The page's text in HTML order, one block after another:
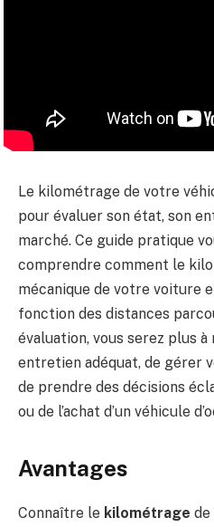
Le kilométrage de votre
pour évaluer son état, son
marché. Ce guide pratique
comprendre comment le
mécanique de votre voiture
fonction des distances
évaluation, vous serez plus
entretien adéquat, de gérer
de prendre des décisions
ou de l’achat d’un véhicule
Avantages
Connaître le kilométrage